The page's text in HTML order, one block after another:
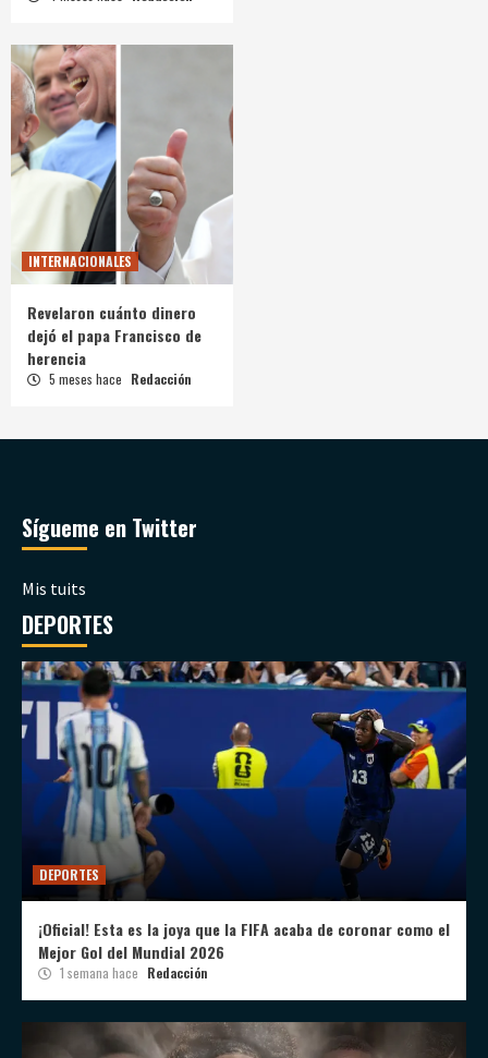
INTERNACIONALES
Revelaron cuánto dinero
dejó el papa Francisco de
herencia
5 meses hace Redacción
Sígueme en Twitter
Mis tuits
DEPORTES
DEPORTES
¡Oficial! Esta es la joya que la FIFA acaba de coronar como el
Mejor Gol del Mundial 2026
1 semana hace Redacción